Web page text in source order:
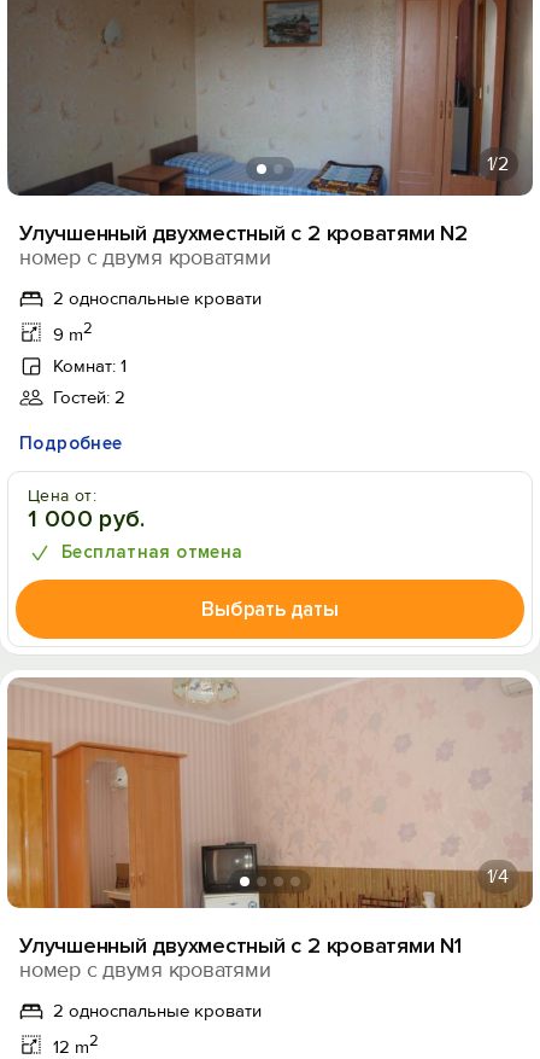
1/2
Улучшенный двухместный с 2 кроватями N2
номер с двумя кроватями
2 односпальные кровати
9 m2
Комнат: 1
Гостей: 2
Подробнее
Цена от:
1 000 руб.
Бесплатная отмена
Выбрать даты
1/4
Улучшенный двухместный с 2 кроватями N1
номер с двумя кроватями
2 односпальные кровати
12 m2